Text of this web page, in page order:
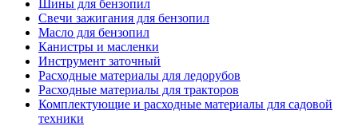
Шины для бензопил
Свечи зажигания для бензопил
Масло для бензопил
Канистры и масленки
Инструмент заточный
Расходные материалы для ледорубов
Расходные материалы для тракторов
Комплектующие и расходные материалы для садовой
техники